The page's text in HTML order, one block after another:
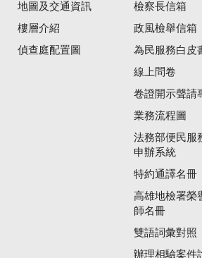
地圖及交通資訊
樓層介紹
偵查庭配置圖
檢察長信箱
政風檢舉信箱
為民服務白皮
線上問卷
卷證開示聲請
業務流程圖
法務部便民服
申辦系統
特約通譯名冊
高雄地檢署榮
師名冊
雙語詞彙對照
辦理相驗案件